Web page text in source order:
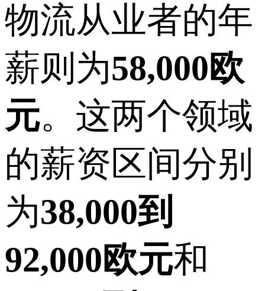
物流从业者的年
薪则为58,000欧
元。这两个领域
的薪资区间分别
为38,000到
92,000欧元和